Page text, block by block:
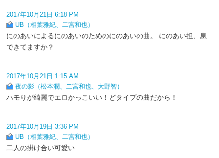
2017年10月21日 6:18 PM
UB（相葉雅紀、二宮和也）
にのあいによるにのあいのためのにのあいの曲。 にのあい担、息
できてますか？
2017年10月21日 1:15 AM
夜の影（松本潤、二宮和也、大野智）
ハモりが綺麗でエロかっこいい！どタイプの曲だから！
2017年10月19日 3:36 PM
UB（相葉雅紀、二宮和也）
二人の掛け合い可愛い